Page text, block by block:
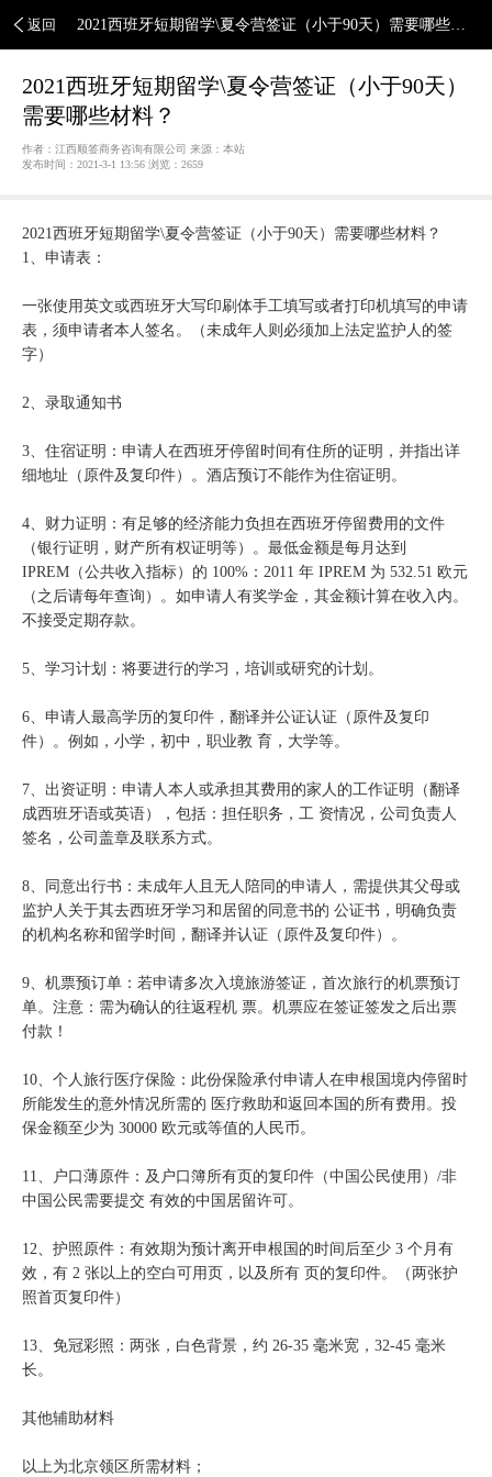
返回 2021西班牙短期留学\夏令营签证（小于90天）需要哪些材
料？
2021西班牙短期留学\夏令营签证（小于90天）
需要哪些材料？
作者：江西顺签商务咨询有限公司 来源：本站
发布时间：2021-3-1 13:56 浏览： 2659
2021西班牙短期留学\夏令营签证（小于90天）需要哪些材料？
1、申请表：
一张使用英文或西班牙大写印刷体手工填写或者打印机填写的申请
表，须申请者本人签名。（未成年人则必须加上法定监护人的签
字）
2、录取通知书
3、住宿证明：申请人在西班牙停留时间有住所的证明，并指出详
细地址（原件及复印件）。酒店预订不能作为住宿证明。
4、财力证明：有足够的经济能力负担在西班牙停留费用的文件
（银行证明，财产所有权证明等）。最低金额是每月达到
IPREM（公共收入指标）的 100%：2011 年 IPREM 为 532.51 欧元
（之后请每年查询）。如申请人有奖学金，其金额计算在收入内。
不接受定期存款。
5、学习计划：将要进行的学习，培训或研究的计划。
6、申请人最高学历的复印件，翻译并公证认证（原件及复印
件）。例如，小学，初中，职业教 育，大学等。
7、出资证明：申请人本人或承担其费用的家人的工作证明（翻译
成西班牙语或英语），包括：担任职务，工 资情况，公司负责人
签名，公司盖章及联系方式。
8、同意出行书：未成年人且无人陪同的申请人，需提供其父母或
监护人关于其去西班牙学习和居留的同意书的 公证书，明确负责
的机构名称和留学时间，翻译并认证（原件及复印件）。
9、机票预订单：若申请多次入境旅游签证，首次旅行的机票预订
单。注意：需为确认的往返程机 票。机票应在签证签发之后出票
付款！
10、个人旅行医疗保险：此份保险承付申请人在申根国境内停留时
所能发生的意外情况所需的 医疗救助和返回本国的所有费用。投
保金额至少为 30000 欧元或等值的人民币。
11、户口薄原件：及户口簿所有页的复印件（中国公民使用）/非
中国公民需要提交 有效的中国居留许可。
12、护照原件：有效期为预计离开申根国的时间后至少 3 个月有
效，有 2 张以上的空白可用页，以及所有 页的复印件。（两张护
照首页复印件）
13、免冠彩照：两张，白色背景，约 26-35 毫米宽，32-45 毫米
长。
其他辅助材料
以上为北京领区所需材料；